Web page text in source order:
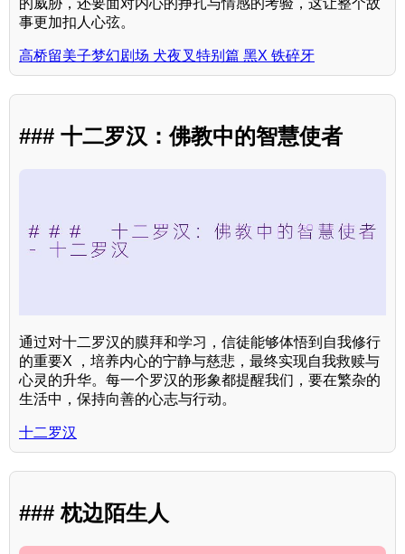
事更加扣人心弦。
高桥留美子梦幻剧场 犬夜叉特别篇 黑X 铁碎牙
### 十二罗汉：佛教中的智慧使者
通过对十二罗汉的膜拜和学习，信徒能够体悟到自我修行
的重要X ，培养内心的宁静与慈悲，最终实现自我救赎与
心灵的升华。每一个罗汉的形象都提醒我们，要在繁杂的
生活中，保持向善的心志与行动。
十二罗汉
### 枕边陌生人